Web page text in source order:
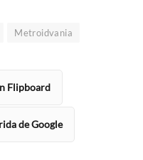
Metroidvania
Flipboard
de Google